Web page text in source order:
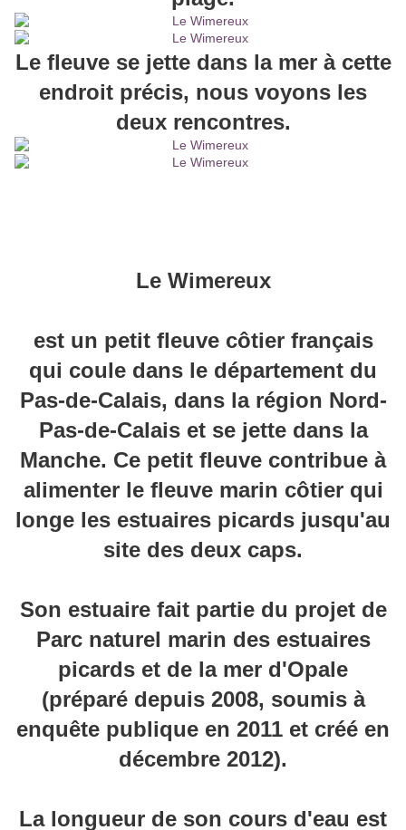
Le fleuve se jette dans la mer à cette
endroit précis, nous voyons les
deux rencontres.
Le Wimereux
est un petit fleuve côtier français
qui coule dans le département du
Pas-de-Calais, dans la région Nord-
Pas-de-Calais et se jette dans la
Manche. Ce petit fleuve contribue à
alimenter le fleuve marin côtier qui
longe les estuaires picards jusqu'au
site des deux caps.
Son estuaire fait partie du projet de
Parc naturel marin des estuaires
picards et de la mer d'Opale
(préparé depuis 2008, soumis à
enquête publique en 2011 et créé en
décembre 2012).
La longueur de son cours d'eau est